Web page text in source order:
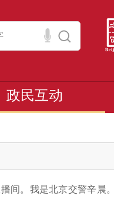
政民互动
间。我是北京交警辛晨